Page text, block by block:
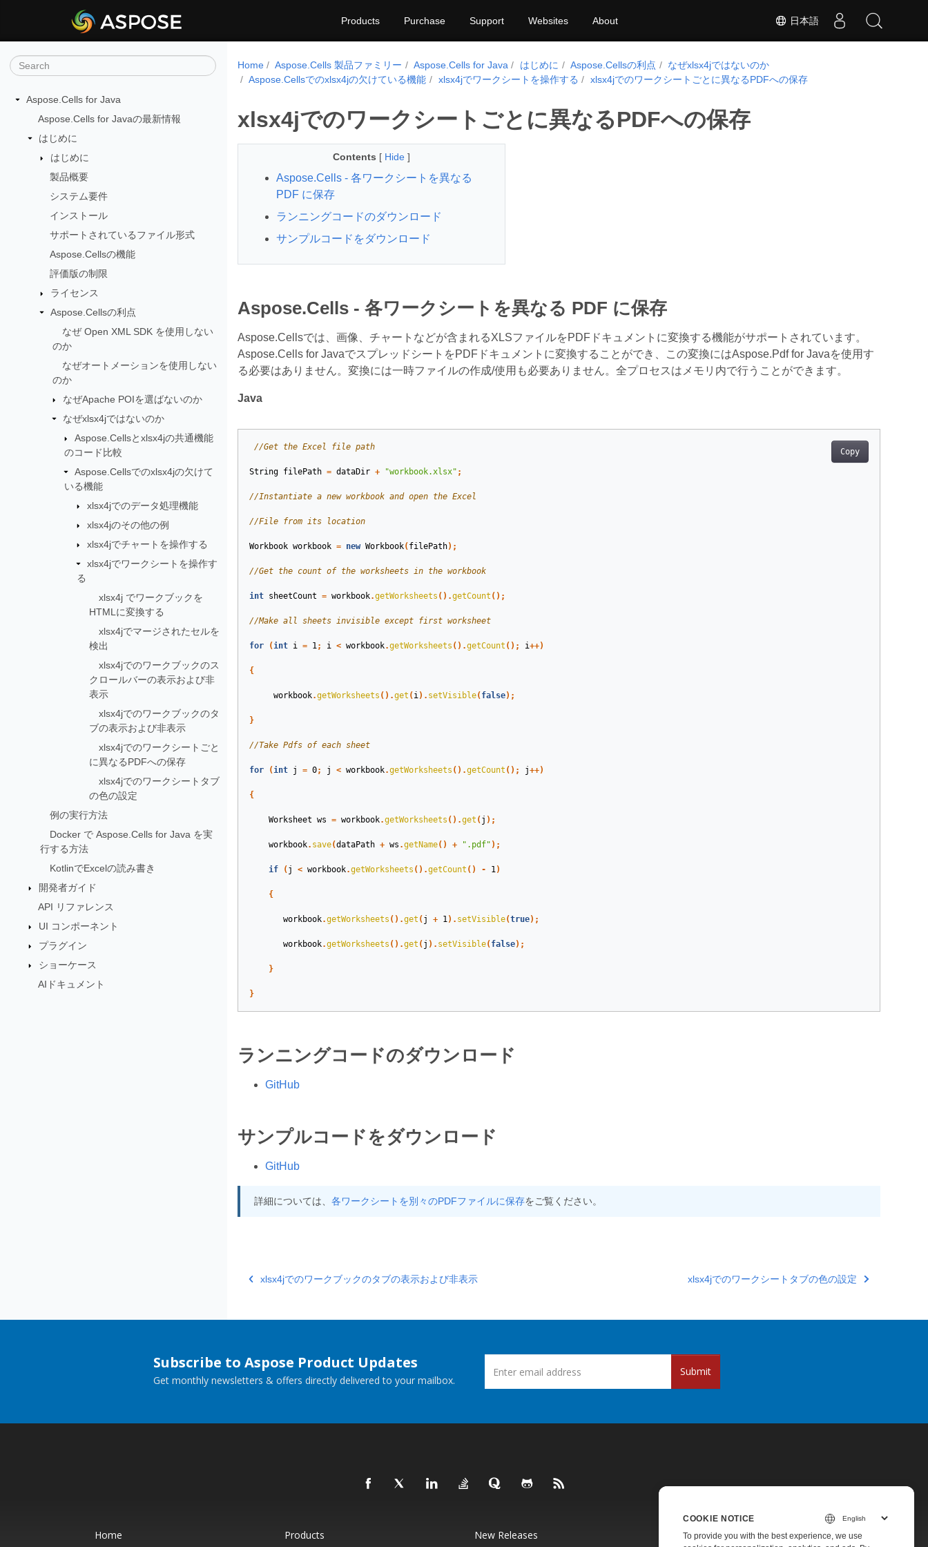
日本語
Products Purchase Support Websites About
Aspose.Cells for Java
Aspose.Cells for Javaの最新情報
はじめに
はじめに
製品概要
システム要件
インストール
サポートされているファイル形式
Aspose.Cellsの機能
評価版の制限
ライセンス
Aspose.Cellsの利点
なぜ Open XML SDK を使用しない
のか
なぜオートメーションを使用しない
のか
なぜApache POIを選ばないのか
なぜxlsx4jではないのか
Aspose.Cellsとxlsx4jの共通機能
のコード比較
Aspose.Cellsでのxlsx4jの欠けて
いる機能
xlsx4jでのデータ処理機能
xlsx4jのその他の例
xlsx4jでチャートを操作する
xlsx4jでワークシートを操作す
る
xlsx4j でワークブックを
HTMLに変換する
xlsx4jでマージされたセルを
検出
xlsx4jでのワークブックのス
クロールバーの表示および非
表示
xlsx4jでのワークブックのタ
ブの表示および非表示
xlsx4jでのワークシートごと
に異なるPDFへの保存
xlsx4jでのワークシートタブ
の色の設定
例の実行方法
Docker で Aspose.Cells for Java を実
行する方法
KotlinでExcelの読み書き
開発者ガイド
API リファレンス
UI コンポーネント
プラグイン
ショーケース
AIドキュメント
Home Aspose.Cells 製品ファミリー Aspose.Cells for Java はじめに Aspose.Cellsの利点
なぜxlsx4jではないのか
Aspose.Cellsでのxlsx4jの欠けている機能
xlsx4jでワークシートを操作する xlsx4jでのワークシートごとに異なるPDFへの保存
xlsx4jでのワークシートごとに異なるPDFへの保存
Contents [ Hide ]
Aspose.Cells - 各ワークシートを異なる
PDF に保存
ランニングコードのダウンロード
サンプルコードをダウンロード
Aspose.Cells - 各ワークシートを異なる PDF に保存
Aspose.Cellsでは、画像、チャートなどが含まれるXLSファイルをPDFドキュメントに変換する機能がサポートされています。
Aspose.Cells for JavaでスプレッドシートをPDFドキュメントに変換することができ、この変換にはAspose.Pdf for Javaを使用す
る必要はありません。変換には一時ファイルの作成/使用も必要ありません。全プロセスはメモリ内で行うことができます。
Java
Copy
//Get the Excel file path
String filePath = dataDir + "workbook.xlsx" ;
//Instantiate a new workbook and open the Excel
//File from its location
Workbook workbook = new Workbook( filePath);
//Get the count of the worksheets in the workbook
int sheetCount = workbook.getWorksheets ().getCount ();
//Make all sheets invisible except first worksheet
for (int i = 1; i < workbook.getWorksheets ().getCount (); i++)
{
workbook.getWorksheets ().get ( i). setVisible( false);
}
//Take Pdfs of each sheet
for (int j = 0; j < workbook.getWorksheets ().getCount (); j++)
{
Worksheet ws = workbook.getWorksheets ().get ( j );
workbook. save(dataPath + ws .getName() + ".pdf" );
if ( j < workbook.getWorksheets ().getCount () - 1)
{
workbook.getWorksheets ().get ( j + 1). setVisible(true);
workbook.getWorksheets ().get ( j ). setVisible( false);
}
}
ランニングコードのダウンロード
GitHub
サンプルコードをダウンロード
GitHub
詳細については、 各ワークシートを別々のPDFファイルに保存をご覧ください。
xlsx4jでのワークブックのタブの表示および非表示 xlsx4jでのワークシートタブの色の設定
Subscribe to Aspose Product Updates
Get monthly newsletters & offers directly delivered to your mailbox.
Submit
Home Products New Releases Pricing
COOKIE NOTICE
To provide you with the best experience, we use